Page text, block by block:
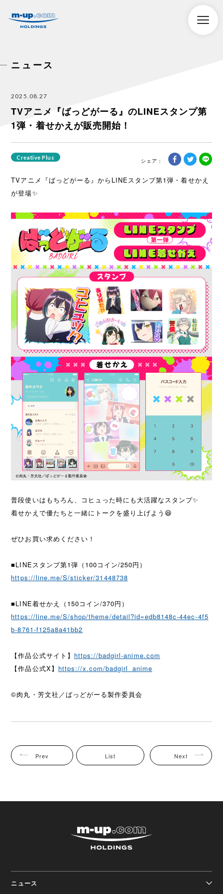
株式会社エムアップホールディングス
toggle
ニュース
2025.08.27
TVアニメ『ばっどがーる』のLINEスタンプ第
1弾・着せかえが販売開始！
Creative Plus
TVアニメ『ばっどがーる』からLINEスタンプ第1弾・着せかえ
が登場✨
普段使いはもちろん、コヒュった時にも大活躍なスタンプ✨
着せかえで優たちと一緒にトークを盛り上げよう😆
ぜひお買い求めください！
■LINEスタンプ第1弾（100コイン/250円）
https://line.me/S/sticker/31448738
■LINE着せかえ（150コイン/370円）
https://line.me/S/shop/theme/detail?id=edb8148c-44ec-4f5
b-8761-f125a8a41bb2
【作品公式サイト】 https://badgirl-anime.com
【作品公式X】 https://x.com/badgirl_anime
©肉丸・芳文社／ばっどがーる製作委員会
Prev List Next
ニュース